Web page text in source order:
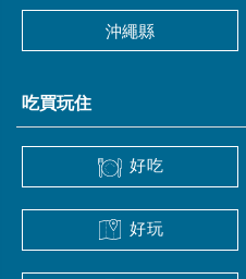
沖繩縣
吃買玩住
好吃
好玩